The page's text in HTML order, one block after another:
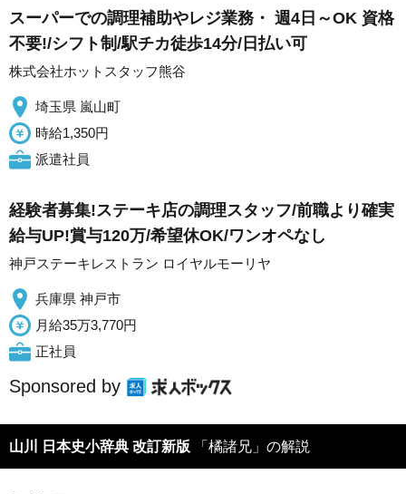
スーパーでの調理補助やレジ業務・ 週4日～OK 資格
不要!/シフト制/駅チカ徒歩14分/日払い可
株式会社ホットスタッフ熊谷
埼玉県 嵐山町
時給1,350円
派遣社員
経験者募集!ステーキ店の調理スタッフ/前職より確実
給与UP!賞与120万/希望休OK/ワンオペなし
神戸ステーキレストラン ロイヤルモーリヤ
兵庫県 神戸市
月給35万3,770円
正社員
Sponsored by
山川 日本史小辞典 改訂新版 「橘諸兄」の解説